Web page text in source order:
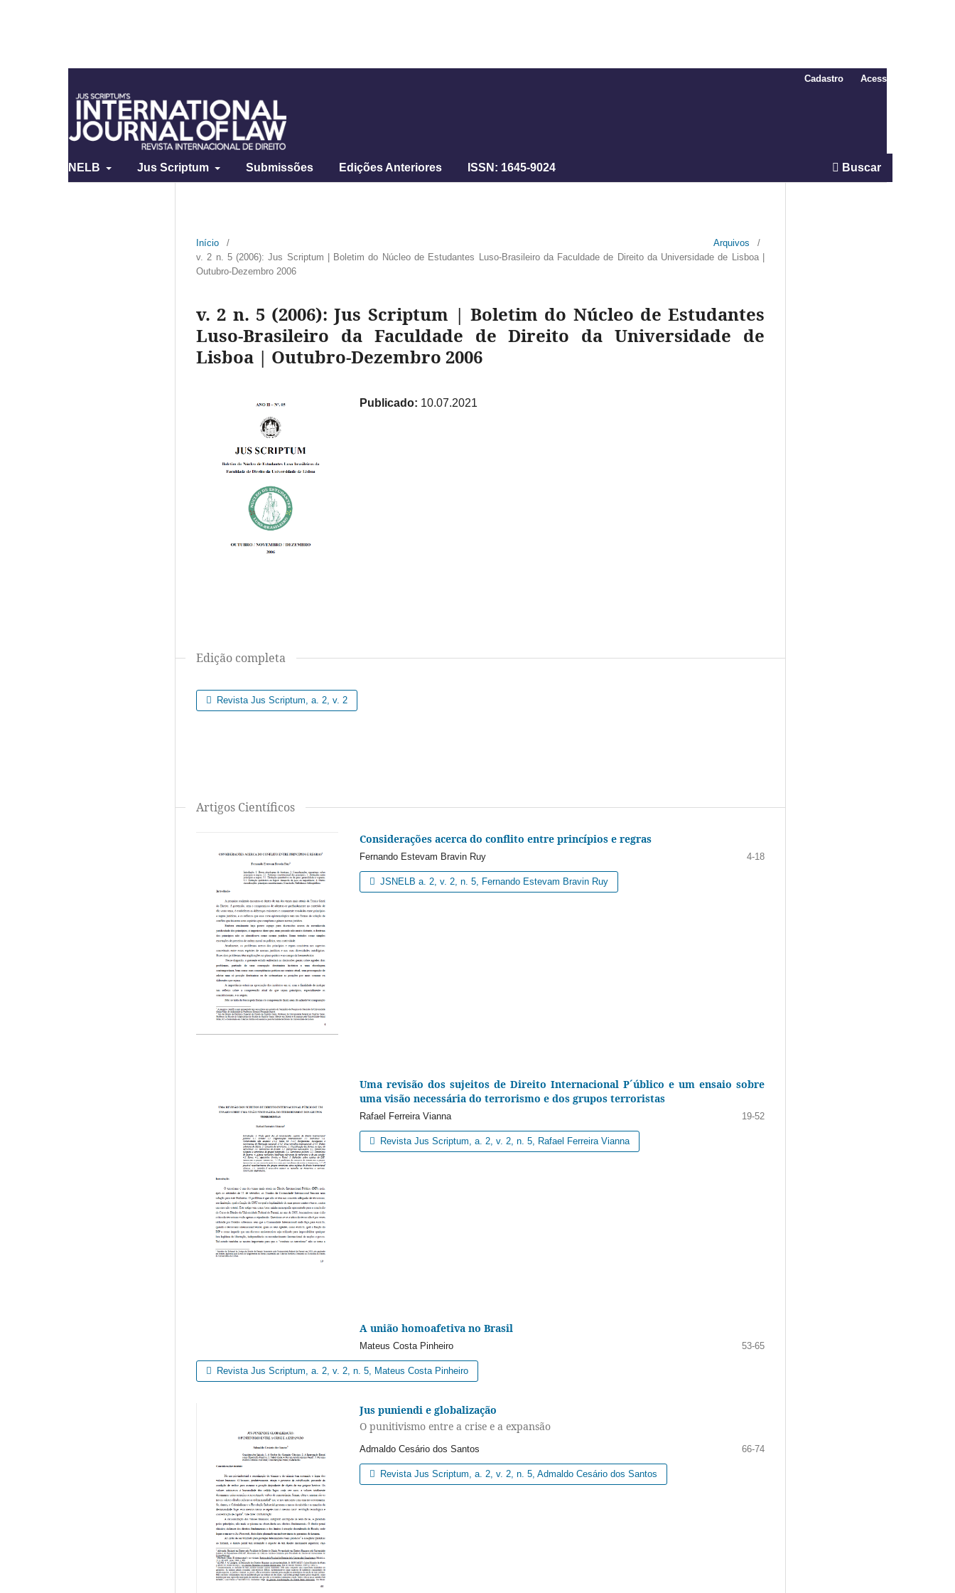
NELB Jus Scriptum Submissões Edições Anteriores ISSN: 1645-9024 Buscar
Cadastro Acesso
Início / Arquivos
/
v. 2 n. 5 (2006): Jus Scriptum | Boletim do Núcleo de Estudantes Luso-Brasileiro da Faculdade de Direito da Universidade de Lisboa |
Outubro-Dezembro 2006
v. 2 n. 5 (2006): Jus Scriptum | Boletim do Núcleo de Estudantes
Luso-Brasileiro da Faculdade de Direito da Universidade de
Lisboa | Outubro-Dezembro 2006
Publicado: 10.07.2021
Edição completa
Revista Jus Scriptum, a. 2, v. 2
Artigos Científicos
Considerações acerca do conflito entre princípios e regras
Fernando Estevam Bravin Ruy 4-18
JSNELB a. 2, v. 2, n. 5, Fernando Estevam Bravin Ruy
Uma revisão dos sujeitos de Direito Internacional P´úblico e um ensaio sobre
uma visão necessária do terrorismo e dos grupos terroristas
Rafael Ferreira Vianna 19-52
Revista Jus Scriptum, a. 2, v. 2, n. 5, Rafael Ferreira Vianna
A união homoafetiva no Brasil
Mateus Costa Pinheiro 53-65
Revista Jus Scriptum, a. 2, v. 2, n. 5, Mateus Costa Pinheiro
Jus puniendi e globalização
O punitivismo entre a crise e a expansão
Admaldo Cesário dos Santos 66-74
Revista Jus Scriptum, a. 2, v. 2, n. 5, Admaldo Cesário dos Santos